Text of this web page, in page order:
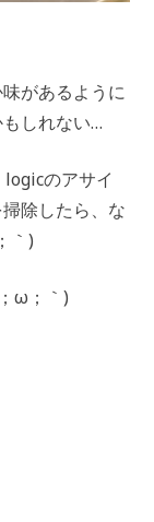
があるように
しれない…
のアサイ
除したら、な
｀⁠)
⁠ω⁠；⁠｀⁠)